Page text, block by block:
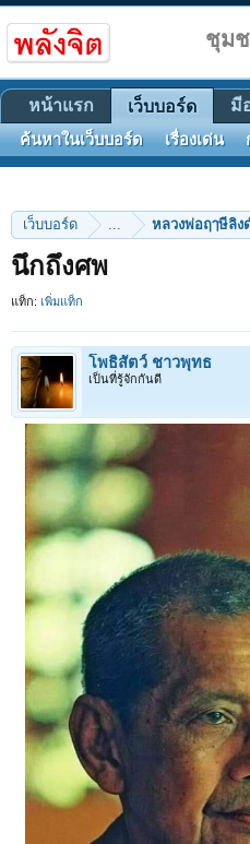
เว็บบอร์ด ... หลวงพ่อฤๅษีลิง
นึกถึงศพ
แท็ก: เพิ่มแท็ก
โพธิสัตว์ ชาวพุทธ
เป็นที่รู้จักกันดี
ชุม
หน้าแรก เว็บบอร์ด
ค้นหาในเว็บบอร์ด เรื่องเด่น
มี